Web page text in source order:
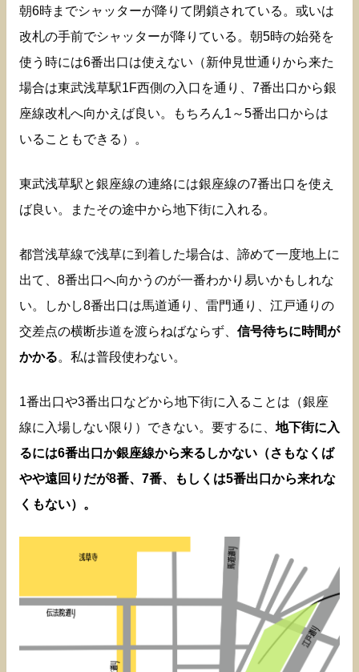
朝6時までシャッターが降りて閉鎖されている。或いは
改札の手前でシャッターが降りている。朝5時の始発を
使う時には6番出口は使えない（新仲見世通りから来た
場合は東武浅草駅1F西側の入口を通り、7番出口から銀
座線改札へ向かえば良い。もちろん1～5番出口からは
いることもできる）。
東武浅草駅と銀座線の連絡には銀座線の7番出口を使え
ば良い。またその途中から地下街に入れる。
都営浅草線で浅草に到着した場合は、諦めて一度地上に
出て、8番出口へ向かうのが一番わかり易いかもしれな
い。しかし8番出口は馬道通り、雷門通り、江戸通りの
交差点の横断歩道を渡らねばならず、 信号待ちに時間が
かかる。私は普段使わない。
1番出口や3番出口などから地下街に入ることは（銀座
線に入場しない限り）できない。要するに、 地下街に入
るには6番出口か銀座線から来るしかない（さもなくば
やや遠回りだが8番、7番、もしくは5番出口から来れな
くもない）。